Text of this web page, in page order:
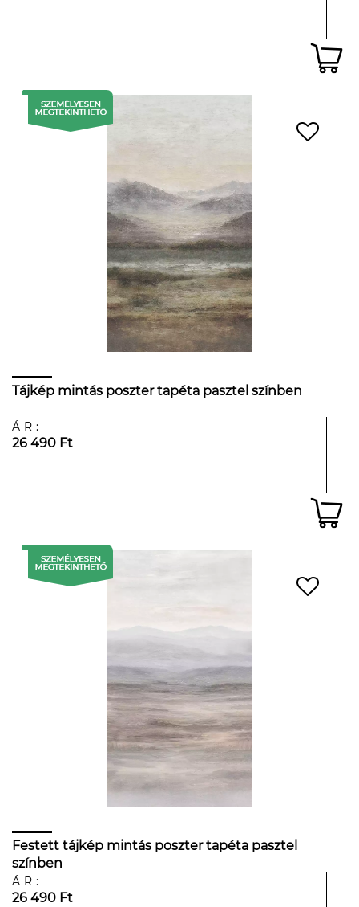
Tájkép mintás poszter tapéta pasztel színben
ÁR:
26 490 Ft
Festett tájkép mintás poszter tapéta pasztel
színben
ÁR:
26 490 Ft